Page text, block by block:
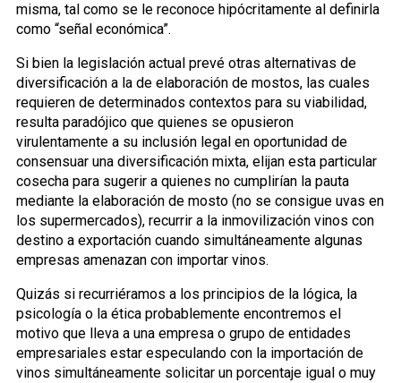
misma, tal como se le reconoce hipócritamente al definirla
como “señal económica”.
Si bien la legislación actual prevé otras alternativas de
diversificación a la de elaboración de mostos, las cuales
requieren de determinados contextos para su viabilidad,
resulta paradójico que quienes se opusieron
virulentamente a su inclusión legal en oportunidad de
consensuar una diversificación mixta, elijan esta particular
cosecha para sugerir a quienes no cumplirían la pauta
mediante la elaboración de mosto (no se consigue uvas en
los supermercados), recurrir a la inmovilización vinos con
destino a exportación cuando simultáneamente algunas
empresas amenazan con importar vinos.
Quizás si recurriéramos a los principios de la lógica, la
psicología o la ética probablemente encontremos el
motivo que lleva a una empresa o grupo de entidades
empresariales estar especulando con la importación de
vinos simultáneamente solicitar un porcentaje igual o muy